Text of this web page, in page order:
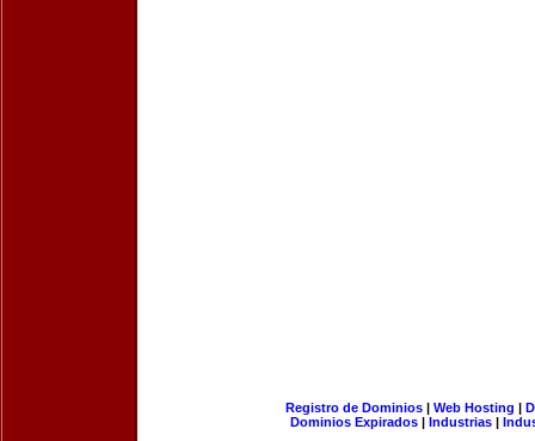
Registro de Dominios| Web Hosting |
Dominios Expirados | Industrias |